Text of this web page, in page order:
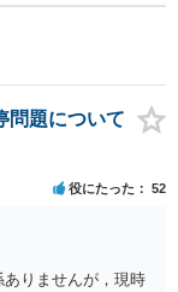
問題について
役にたった 52
りませんが，現時